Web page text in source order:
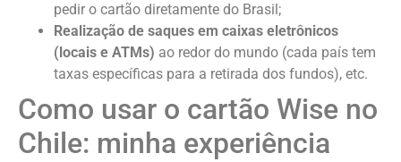
pedir o cartão diretamente do Brasil;
Realização de saques em caixas eletrônicos
(locais e ATMs) ao redor do mundo (cada país tem
taxas específicas para a retirada dos fundos), etc.
Como usar o cartão Wise no
Chile: minha experiência